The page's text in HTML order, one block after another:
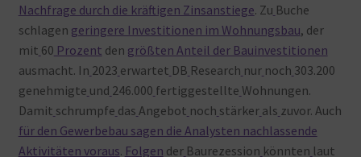
Nachfrage durch die kräftigen Zinsanstiege. Zu Buche
schlagen geringere Investitionen im Wohnungsbau, der
mit 60 Prozent den größten Anteil der Bauinvestitionen
ausmacht. In 2023 erwartet DB Research nur noch 303.200
genehmigte und 246.000 fertiggestellte Wohnungen.
Damit schrumpfe das Angebot noch stärker als zuvor. Auch
für den Gewerbebau sagen die Analysten nachlassende
Aktivitäten voraus. Folgen der Baurezession könnten laut